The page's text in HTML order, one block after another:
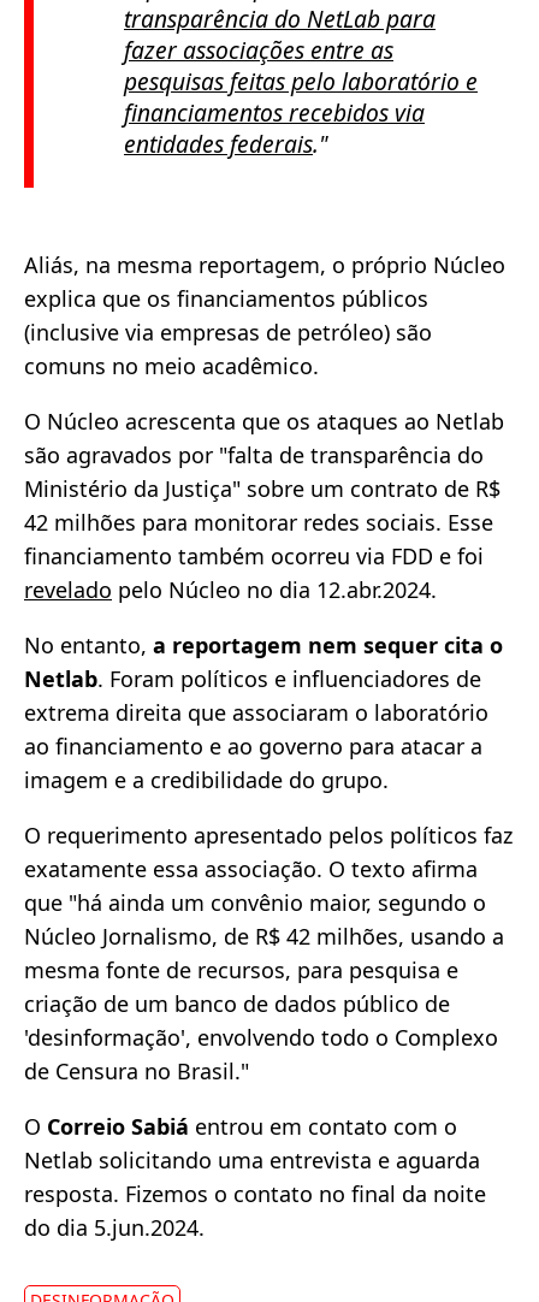
transparência do NetLab para
fazer associações entre as
pesquisas feitas pelo laboratório e
financiamentos recebidos via
entidades federais."
Aliás, na mesma reportagem, o próprio Núcleo
explica que os financiamentos públicos
(inclusive via empresas de petróleo) são
comuns no meio acadêmico.
O Núcleo acrescenta que os ataques ao Netlab
são agravados por "falta de transparência do
Ministério da Justiça" sobre um contrato de R$
42 milhões para monitorar redes sociais. Esse
financiamento também ocorreu via FDD e foi
revelado pelo Núcleo no dia 12.abr.2024.
No entanto, a reportagem nem sequer cita o
Netlab. Foram políticos e influenciadores de
extrema direita que associaram o laboratório
ao financiamento e ao governo para atacar a
imagem e a credibilidade do grupo.
O requerimento apresentado pelos políticos faz
exatamente essa associação. O texto afirma
que "há ainda um convênio maior, segundo o
Núcleo Jornalismo, de R$ 42 milhões, usando a
mesma fonte de recursos, para pesquisa e
criação de um banco de dados público de
'desinformação', envolvendo todo o Complexo
de Censura no Brasil."
O Correio Sabiá entrou em contato com o
Netlab solicitando uma entrevista e aguarda
resposta. Fizemos o contato no final da noite
do dia 5.jun.2024.